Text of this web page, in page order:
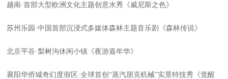
越南·首部大型欧洲文化主题创意水秀《威尼斯之色》
苏州乐园·中国首部沉浸式多媒体森林主题音乐剧《森林传说》
北京平谷·梨树沟休闲小镇《夜游嘉年华》
襄阳华侨城奇幻度假区·全球首创“蒸汽朋克机械”实景特技秀《觉醒